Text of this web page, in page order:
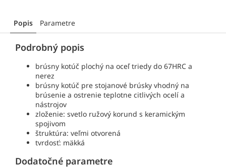
Popis Parametre
Podrobný popis
brúsny kotúč plochý na oceľ triedy do 67HRC a
nerez
brúsny kotúč pre stojanové brúsky vhodný na
brúsenie a ostrenie teplotne citlivých ocelí a
nástrojov
zloženie: svetlo ružový korund s keramickým
spojivom
štruktúra: veľmi otvorená
tvrdosť: mäkká
Dodatočné parametre